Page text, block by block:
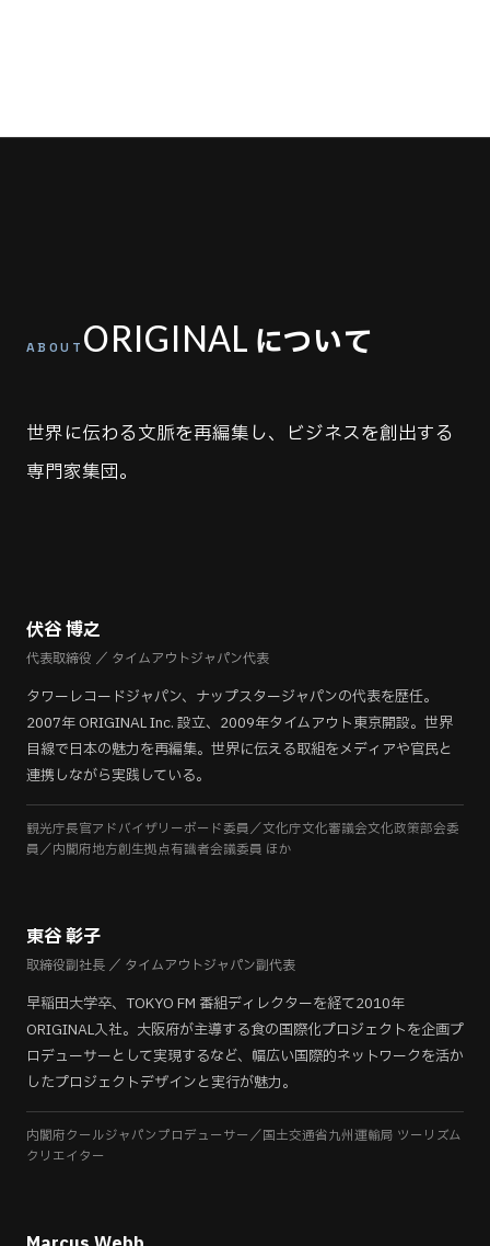
ABOUT ORIGINAL について
世界に伝わる文脈を再編集し、ビジネスを創出する
専門家集団。
伏谷 博之
代表取締役 ／ タイムアウトジャパン代表
タワーレコードジャパン、ナップスタージャパンの代表を歴任。
2007年 ORIGINAL Inc. 設立、2009年タイムアウト東京開設。世界
目線で日本の魅力を再編集。世界に伝える取組をメディアや官民と
連携しながら実践している。
観光庁長官アドバイザリーボード委員／文化庁文化審議会文化政策部会委
員／内閣府地方創生拠点有識者会議委員 ほか
東谷 彰子
取締役副社長 ／ タイムアウトジャパン副代表
早稲田大学卒、TOKYO FM 番組ディレクターを経て2010年
ORIGINAL入社。大阪府が主導する食の国際化プロジェクトを企画プ
ロデューサーとして実現するなど、幅広い国際的ネットワークを活か
したプロジェクトデザインと実行が魅力。
内閣府クールジャパンプロデューサー／国土交通省九州運輸局 ツーリズム
クリエイター